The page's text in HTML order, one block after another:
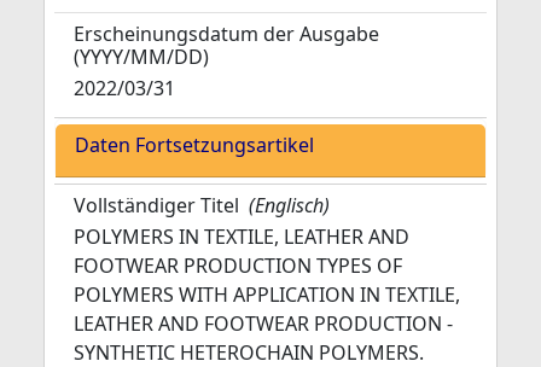
Erscheinungsdatum der Ausgabe
(YYYY/MM/DD)
2022/03/31
Daten Fortsetzungsartikel
Vollständiger Titel (Englisch)
POLYMERS IN TEXTILE, LEATHER AND
FOOTWEAR PRODUCTION TYPES OF
POLYMERS WITH APPLICATION IN TEXTILE,
LEATHER AND FOOTWEAR PRODUCTION -
SYNTHETIC HETEROCHAIN POLYMERS.